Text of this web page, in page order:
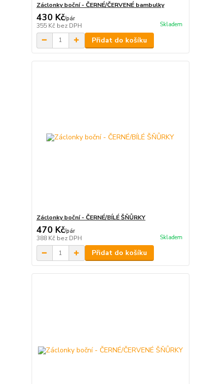
Záclonky boční - ČERNÉ/ČERVENÉ bambulky
430 Kč/pár
355 Kč bez DPH Skladem
Přidat do košíku
Záclonky boční - ČERNÉ/BÍLÉ ŠŇŮRKY
470 Kč/pár
388 Kč bez DPH Skladem
Přidat do košíku